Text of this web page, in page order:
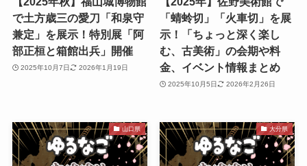
で土方歳三の愛刀「和泉守
兼定」を展示！特別展「阿
部正桓と箱館出兵」開催
2025年10月7日 2026年1月19日
「蜻蛉切」「火車切」を展
示！「ちょっと深く楽し
む、古美術」の会期や料
金、イベント情報まとめ
2025年10月5日 2026年2月26日
山口県 大分県